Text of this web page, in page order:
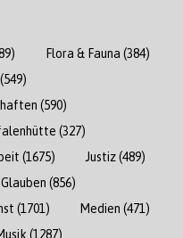
Flora & Fauna (384)
(549)
(590)
(327)
(1675) Justiz(489)
(856)
(1701) Medien (471)
(1287)